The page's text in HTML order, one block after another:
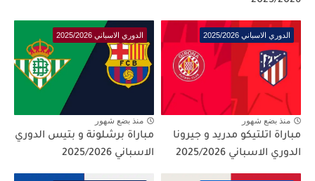
الدوري الاسباني 2025/2026
منذ بضع شهور
مباراة اتلتيكو مدريد و جيرونا
الدوري الاسباني 2025/2026
الدوري الاسباني 2025/2026
منذ بضع شهور
مباراة برشلونة و بتيس الدوري
الاسباني 2025/2026